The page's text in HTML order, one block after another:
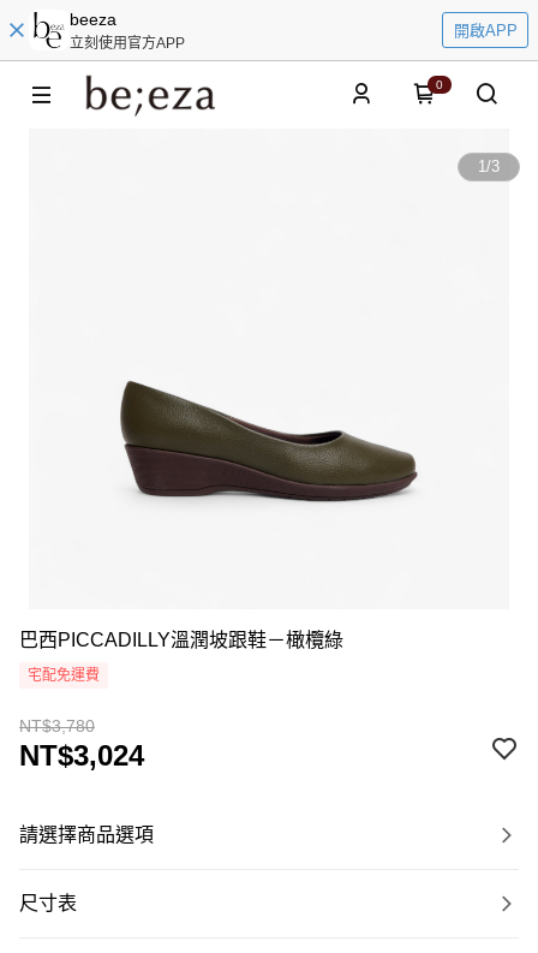
beeza
立刻使用官方APP
開啟APP
0
1/3
巴西PICCADILLY溫潤坡跟鞋－橄欖綠
宅配免運費
NT$3,780
NT$3,024
請選擇商品選項
尺寸表